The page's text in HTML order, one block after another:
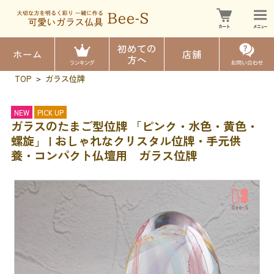
ホーム
初めての
方へ
店舗
TOP > ガラス位牌
NEW PICK UP
ガラスのたまご型位牌 「ピンク・水色・黄色・
螺旋」 | おしゃれなクリスタル位牌・手元供
養・コンパクト仏壇用 ガラス位牌